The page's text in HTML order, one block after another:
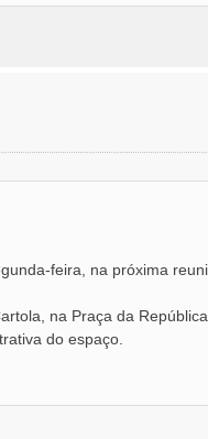
feira, na próxima
na Praça da
do espaço.